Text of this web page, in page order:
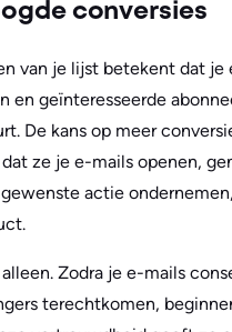
conversies
van je lijst betekent dat je
en geïnteresseerde
De kans op meer
ze je e-mails openen,
actie
Zodra je e-mails
terechtkomen,